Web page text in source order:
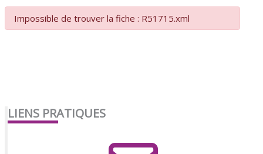
Impossible de trouver la fiche : R51715.xml
LIENS PRATIQUES